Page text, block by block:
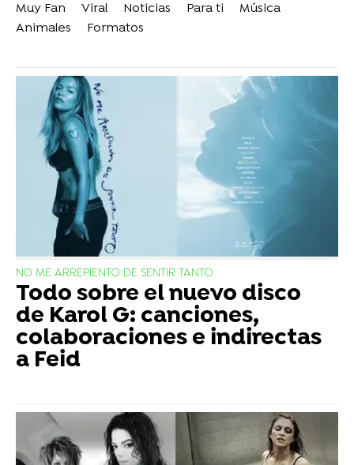
Muy Fan Viral Noticias Para ti
Música
Animales
Formatos
NO ME ARREPIENTO DE SENTIR TANTO
Todo sobre el nuevo disco
de Karol G: canciones,
colaboraciones e indirectas
a Feid